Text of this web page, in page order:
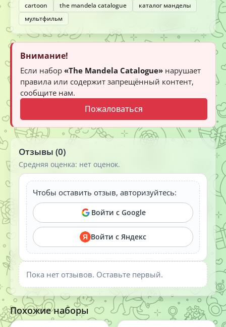
cartoon the mandela catalogue
каталог манделы
мультфильм
Внимание!
Если набор «The Mandela Catalogue» нарушает
правила или содержит запрещённый контент,
сообщите нам.
Пожаловаться
Отзывы (0)
Средняя оценка: нет оценок.
Чтобы оставить отзыв, авторизуйтесь:
Войти с Google
Я Войти с Яндекс
Пока нет отзывов. Оставьте первый.
Похожие наборы